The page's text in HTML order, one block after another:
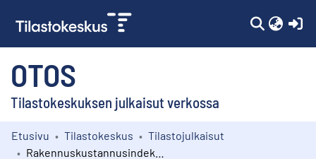
OTOS
Tilastokeskuksen julkaisut verkossa
Kokoelmat
Etusivu Tilastokeskus
Tilastojulkaisut